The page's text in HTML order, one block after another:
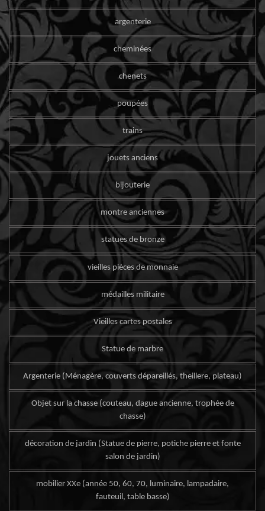
argenterie
cheminées
chenets
poupées
trains
jouets anciens
bijouterie
montre anciennes
statues de bronze
vieilles pièces de monnaie
médailles militaire
Vieilles cartes postales
Statue de marbre
Argenterie (Ménagère, couverts dépareillés, theillere, plateau)
Objet sur la chasse (couteau, dague ancienne, trophée de
chasse)
décoration de jardin (Statue de pierre, potiche pierre et fonte
salon de jardin)
mobilier XXe (année 50, 60, 70, luminaire, lampadaire,
fauteuil, table basse)